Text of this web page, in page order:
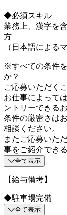
◆必須スキル
業務上、漢字を
方
（日本語による
※すべての条件
か？
ご応募いただく
お仕事によって
ントリーできる
条件の厳密さは
相談ください。
またご応募いた
事をご紹介でき
全て表示
【給与備考】
◆駐車場完備
全て表示